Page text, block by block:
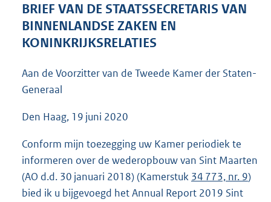
e
b
BRIEF VAN DE STAATSSECRETARIS VAN
BINNENLANDSE ZAKEN EN
KONINKRIJKSRELATIES
Aan de Voorzitter van de Tweede Kamer der Staten-
Generaal
Den Haag, 19 juni 2020
Conform mijn toezegging uw Kamer periodiek te
informeren over de wederopbouw van Sint Maarten
(AO d.d. 30 januari 2018) (Kamerstuk 34 773, nr. 9)
bied ik u bijgevoegd het Annual Report 2019 Sint